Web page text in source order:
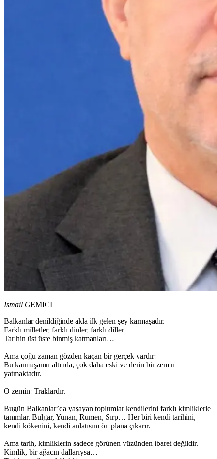
İsmail GEMİCİ
Balkanlar denildiğinde akla ilk gelen şey karmaşadır.
Farklı milletler, farklı dinler, farklı diller…
Tarihin üst üste binmiş katmanları…
Ama çoğu zaman gözden kaçan bir gerçek vardır:
Bu karmaşanın altında, çok daha eski ve derin bir zemin
yatmaktadır.
O zemin: Traklardır.
Bugün Balkanlar’da yaşayan toplumlar kendilerini farklı kimliklerle
tanımlar. Bulgar, Yunan, Rumen, Sırp… Her biri kendi tarihini,
kendi kökenini, kendi anlatısını ön plana çıkarır.
Ama tarih, kimliklerin sadece görünen yüzünden ibaret değildir.
Kimlik, bir ağacın dallarıysa…